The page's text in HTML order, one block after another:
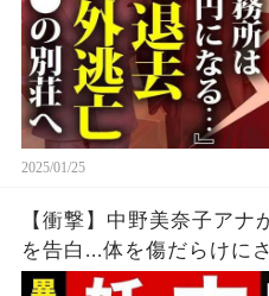
2025/01/25
【衝撃】中野美奈子アナ
を告白...体を傷だらけに
の真相に驚愕！『フジ